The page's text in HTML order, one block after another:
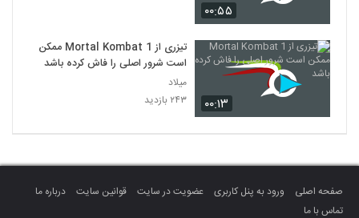
۰۰:۵۵
۰۰:۱۳
تیزری از Mortal Kombat 1 ممکن
است شرور اصلی را فاش کرده باشد
میلاد
۲۴۳ بازدید
صفحه اصلی ورود به پنل کاربری عضویت در سایت قوانین سایت
درباره ما
تماس با ما